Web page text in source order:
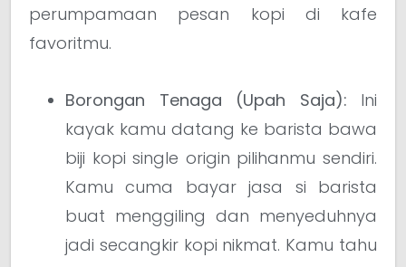
perumpamaan pesan kopi di kafe
favoritmu.
Borongan Tenaga (Upah Saja): Ini
kayak kamu datang ke barista bawa
biji kopi single origin pilihanmu sendiri.
Kamu cuma bayar jasa si barista
buat menggiling dan menyeduhnya
jadi secangkir kopi nikmat. Kamu tahu